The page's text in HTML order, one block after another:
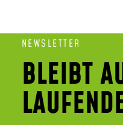
NEWSLETTER
BLEIBT